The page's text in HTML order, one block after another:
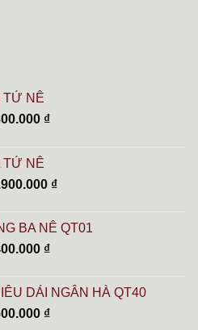
TỬ NÊ
₫.
₫Giá
7.800.000 ₫.
TỬ NÊ
₫.
₫Giá
là:
BA NÊ QT01
₫.
₫Giá
là:
5.400.000 ₫.
DẢI NGÂN HÀ QT40
₫Giá